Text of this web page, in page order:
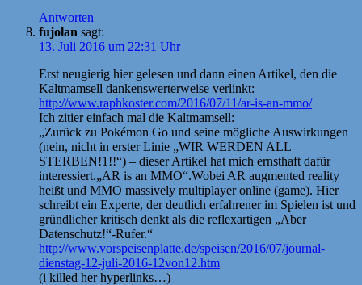
Antworten
fujolan sagt:
13. Juli 2016 um 22:31 Uhr
Erst neugierig hier gelesen und dann einen Artikel, den die
Kaltmamsell dankenswerterweise verlinkt:
http://www.raphkoster.com/2016/07/11/ar-is-an-mmo/
Ich zitier einfach mal die Kaltmamsell:
„Zurück zu Pokémon Go und seine mögliche Auswirkungen
(nein, nicht in erster Linie „WIR WERDEN ALL
STERBEN!1!!“) – dieser Artikel hat mich ernsthaft dafür
interessiert.„AR is an MMO“.Wobei AR augmented reality
heißt und MMO massively multiplayer online (game). Hier
schreibt ein Experte, der deutlich erfahrener im Spielen ist und
gründlicher kritisch denkt als die reflexartigen „Aber
Datenschutz!“-Rufer.“
http://www.vorspeisenplatte.de/speisen/2016/07/journal-
dienstag-12-juli-2016-12von12.htm
(i killed her hyperlinks…)